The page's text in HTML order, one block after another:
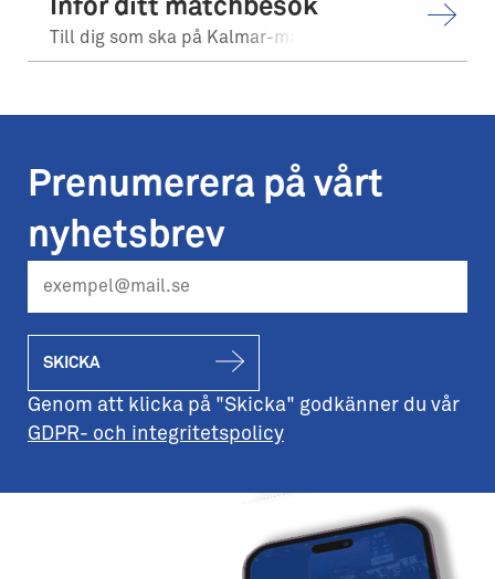
Inför ditt matchbesök
Till dig som ska på Kalmar-matchen.
Prenumerera på vårt
nyhetsbrev
SKICKA
Genom att klicka på "Skicka" godkänner du vår
GDPR- och integritetspolicy